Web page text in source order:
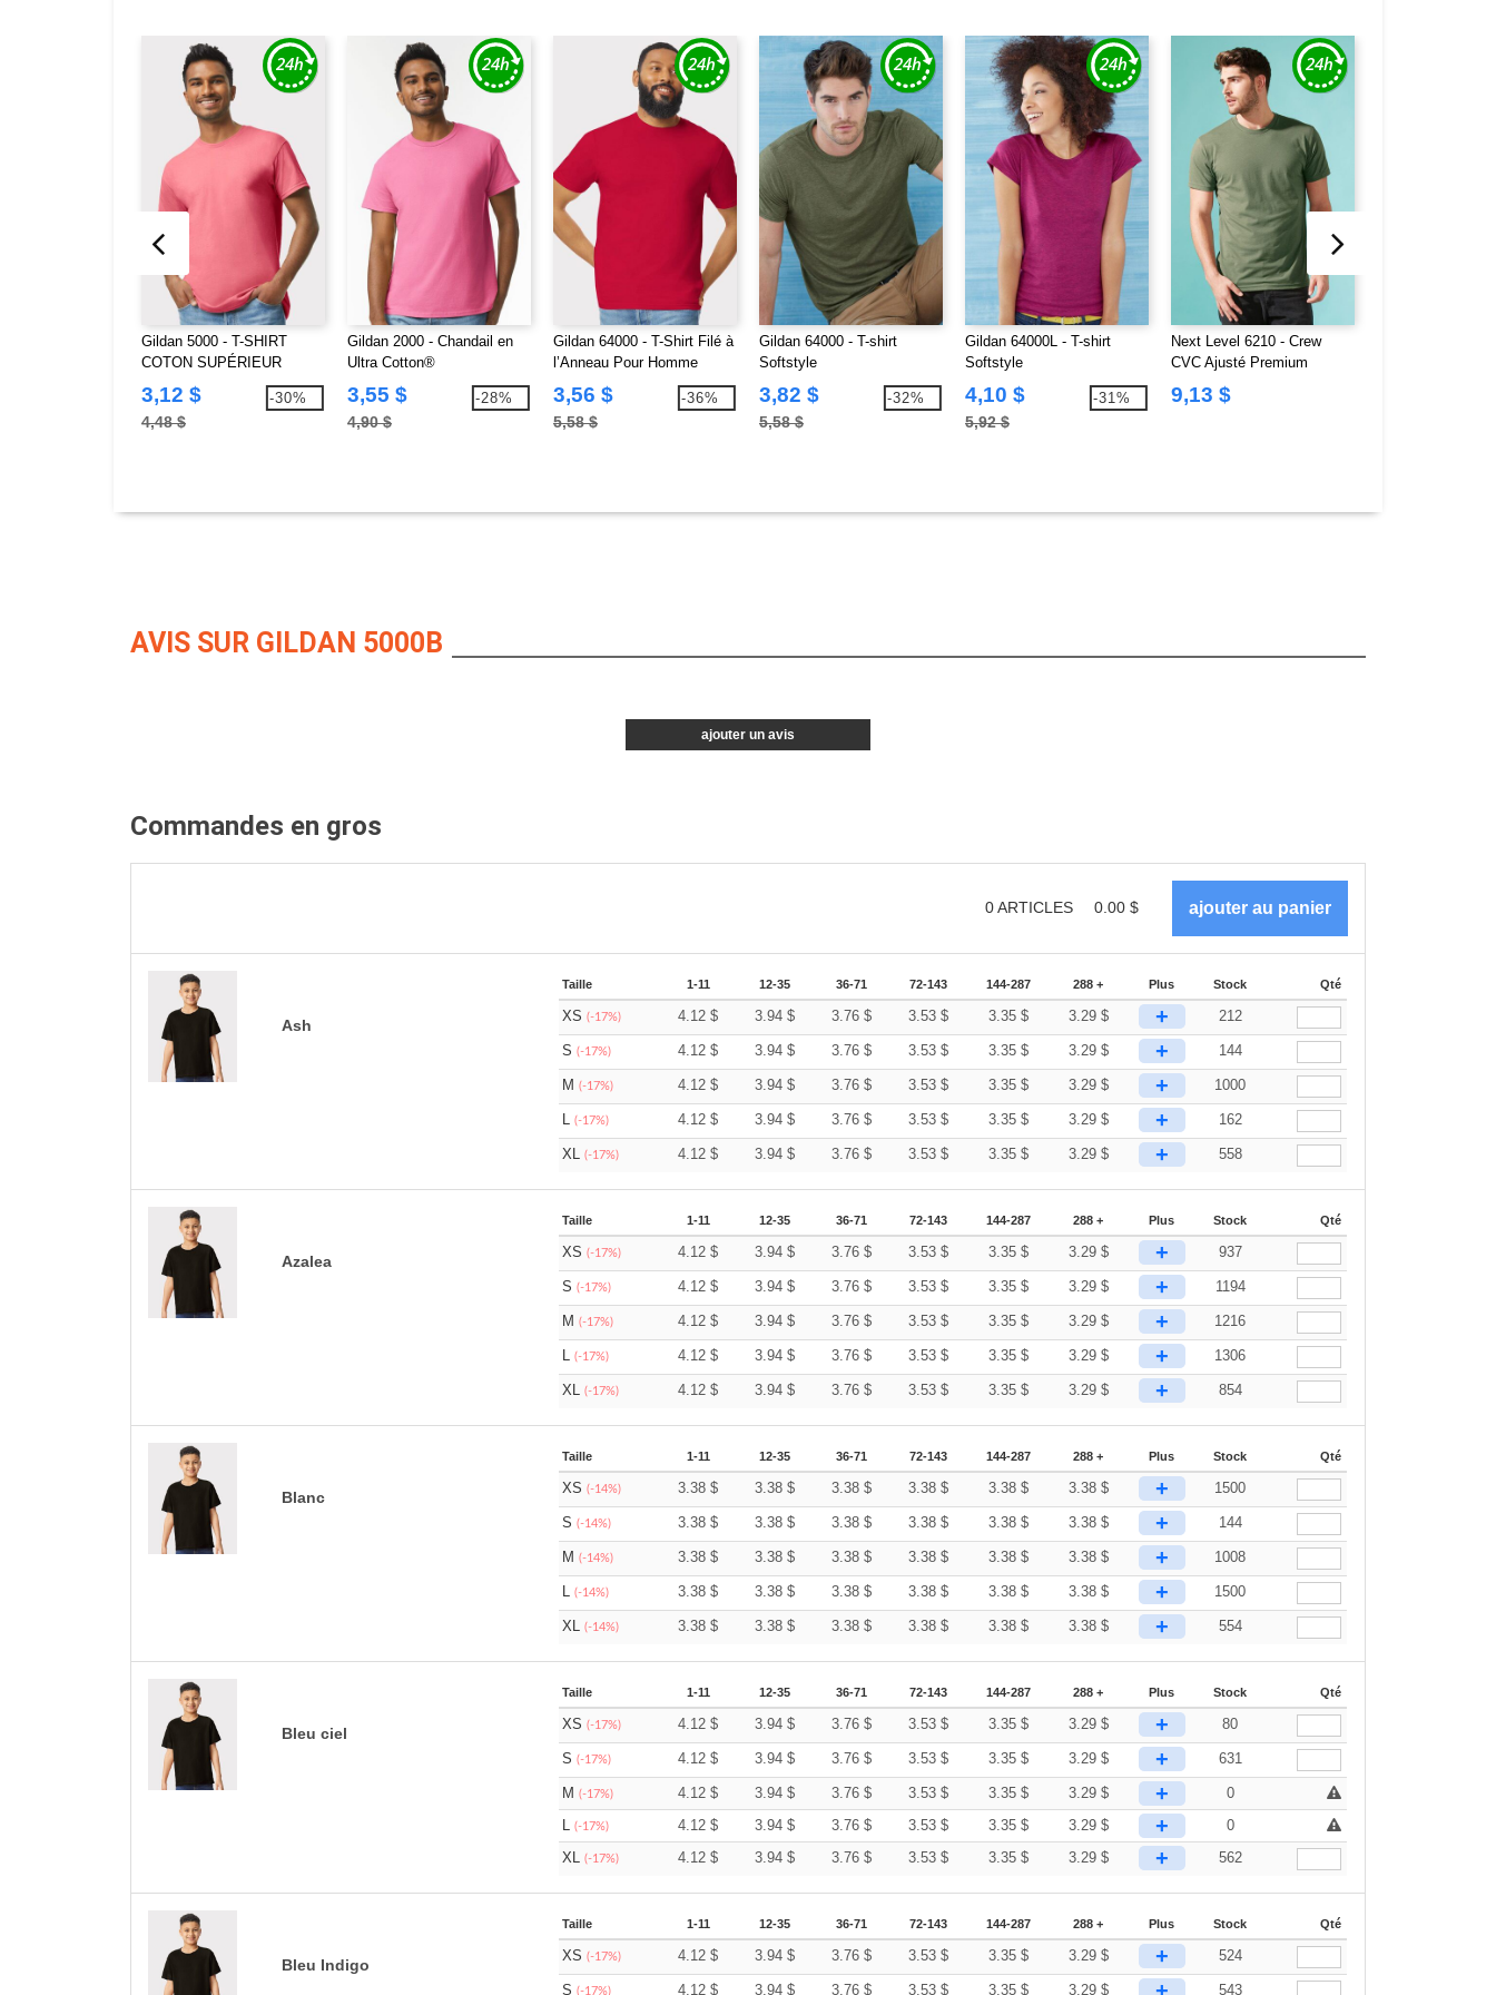
Gildan 5000 - T-SHIRT
COTON SUPÉRIEUR
UNISEXE
3,12 $
4,48 $
-30%
Gildan 2000 - Chandail en
Ultra Cotton®
3,55 $
4,90 $
-28%
Gildan 64000 - T-Shirt Filé à
l’Anneau Pour Homme
3,56 $
5,58 $
-36%
Gildan 64000 - T-shirt
Softstyle
3,82 $
5,58 $
-32%
Gildan 64000L - T-shirt
Softstyle
4,10 $
5,92 $
-31%
Next Level 6210 - Crew
CVC Ajusté Premium
9,13 $
AVIS SUR GILDAN 5000B
ajouter un avis
Commandes en gros
0ARTICLES 0.00 $
Ash
Taille 1-11 12-35 36-71 72-143 144-287 288 + Plus Stock Qté
XS(-17%) 4.12$ 3.94 $ 3.76 $ 3.53 $ 3.35 $ 3.29 $ + 212
S(-17%) 4.12$ 3.94 $ 3.76 $ 3.53 $ 3.35 $ 3.29 $ + 144
M(-17%) 4.12$ 3.94 $ 3.76 $ 3.53 $ 3.35 $ 3.29 $ + 1000
L(-17%) 4.12$ 3.94 $ 3.76 $ 3.53 $ 3.35 $ 3.29 $ + 162
XL(-17%) 4.12$ 3.94 $ 3.76 $ 3.53 $ 3.35 $ 3.29 $ + 558
Azalea
Taille 1-11 12-35 36-71 72-143 144-287 288 + Plus Stock Qté
XS(-17%) 4.12$ 3.94 $ 3.76 $ 3.53 $ 3.35 $ 3.29 $ + 937
S(-17%) 4.12$ 3.94 $ 3.76 $ 3.53 $ 3.35 $ 3.29 $ + 1194
M(-17%) 4.12$ 3.94 $ 3.76 $ 3.53 $ 3.35 $ 3.29 $ + 1216
L(-17%) 4.12$ 3.94 $ 3.76 $ 3.53 $ 3.35 $ 3.29 $ + 1306
XL(-17%) 4.12$ 3.94 $ 3.76 $ 3.53 $ 3.35 $ 3.29 $ + 854
Blanc
Taille 1-11 12-35 36-71 72-143 144-287 288 + Plus Stock Qté
XS(-14%) 3.38$ 3.38 $ 3.38 $ 3.38 $ 3.38 $ 3.38 $ + 1500
S(-14%) 3.38$ 3.38 $ 3.38 $ 3.38 $ 3.38 $ 3.38 $ + 144
M(-14%) 3.38$ 3.38 $ 3.38 $ 3.38 $ 3.38 $ 3.38 $ + 1008
L(-14%) 3.38$ 3.38 $ 3.38 $ 3.38 $ 3.38 $ 3.38 $ + 1500
XL(-14%) 3.38$ 3.38 $ 3.38 $ 3.38 $ 3.38 $ 3.38 $ + 554
Bleu ciel
Taille 1-11 12-35 36-71 72-143 144-287 288 + Plus Stock Qté
XS(-17%) 4.12$ 3.94 $ 3.76 $ 3.53 $ 3.35 $ 3.29 $ + 80
S(-17%) 4.12$ 3.94 $ 3.76 $ 3.53 $ 3.35 $ 3.29 $ + 631
M(-17%) 4.12$ 3.94 $ 3.76 $ 3.53 $ 3.35 $ 3.29 $ +
0
L(-17%) 4.12$ 3.94 $ 3.76 $ 3.53 $ 3.35 $ 3.29 $ +
0
XL(-17%) 4.12$ 3.94 $ 3.76 $ 3.53 $ 3.35 $ 3.29 $ + 562
Bleu Indigo
Taille 1-11 12-35 36-71 72-143 144-287 288 + Plus Stock Qté
XS(-17%) 4.12$ 3.94 $ 3.76 $ 3.53 $ 3.35 $ 3.29 $ + 524
S(-17%) 4.12$ 3.94 $ 3.76 $ 3.53 $ 3.35 $ 3.29 $ + 543